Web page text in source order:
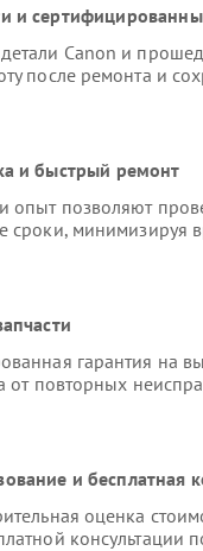
и
Canon и
после ремонта и
и быстрый ремонт
позволяют
сроки, минимизируя
гарантия на
от повторных
и бесплатная
оценка
консультации